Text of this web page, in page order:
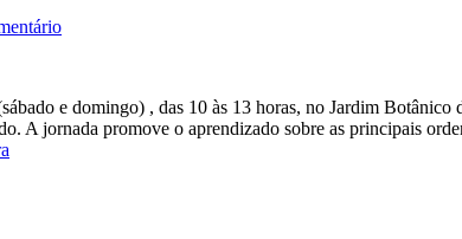
e domingo) , das 10 às 13 horas, no Jardim
A jornada promove o aprendizado sobre as principais